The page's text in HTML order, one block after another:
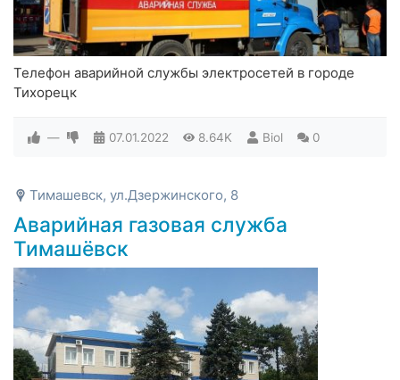
Телефон аварийной службы электросетей в городе
Тихорецк
— 07.01.2022 8.64K Biol 0
Тимашевск, ул.Дзержинского, 8
Аварийная газовая служба
Тимашёвск